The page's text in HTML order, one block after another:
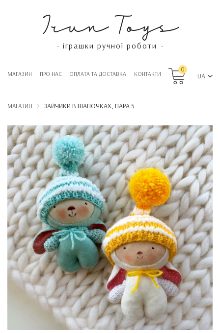
Irun Toys
- іграшки ручної роботи -
МАГАЗИН ПРО НАС OПЛАТА ТА ДОСТАВКА КОНТАКТИ
0
UA
МАГАЗИН ЗАЙЧИКИ В ШАПОЧКАХ, ПАРА 5